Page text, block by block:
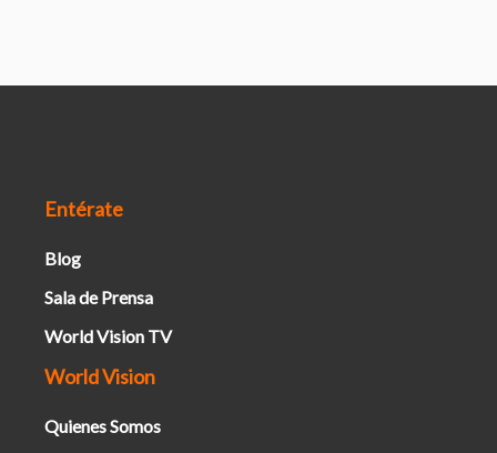
Entérate
Blog
Sala de Prensa
World Vision TV
World Vision
Quienes Somos